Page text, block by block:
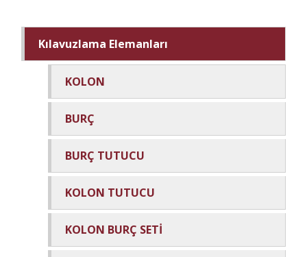
Kılavuzlama Elemanları
KOLON
BURÇ
BURÇ TUTUCU
KOLON TUTUCU
KOLON BURÇ SETİ